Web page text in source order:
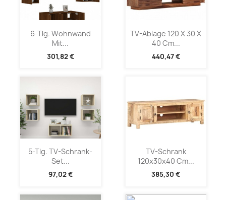
6-Tlg. Wohnwand
Mit...
301,82 €
TV-Ablage 120 X 30 X
40 Cm...
440,47 €
5-Tlg. TV-Schrank-
Set...
97,02 €
TV-Schrank
120x30x40 Cm...
385,30 €